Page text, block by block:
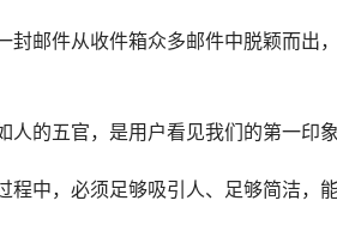
封邮件从收件箱众多邮件中脱颖而出
人的五官，是用户看见我们的第一印象
程中，必须足够吸引人、足够简洁，